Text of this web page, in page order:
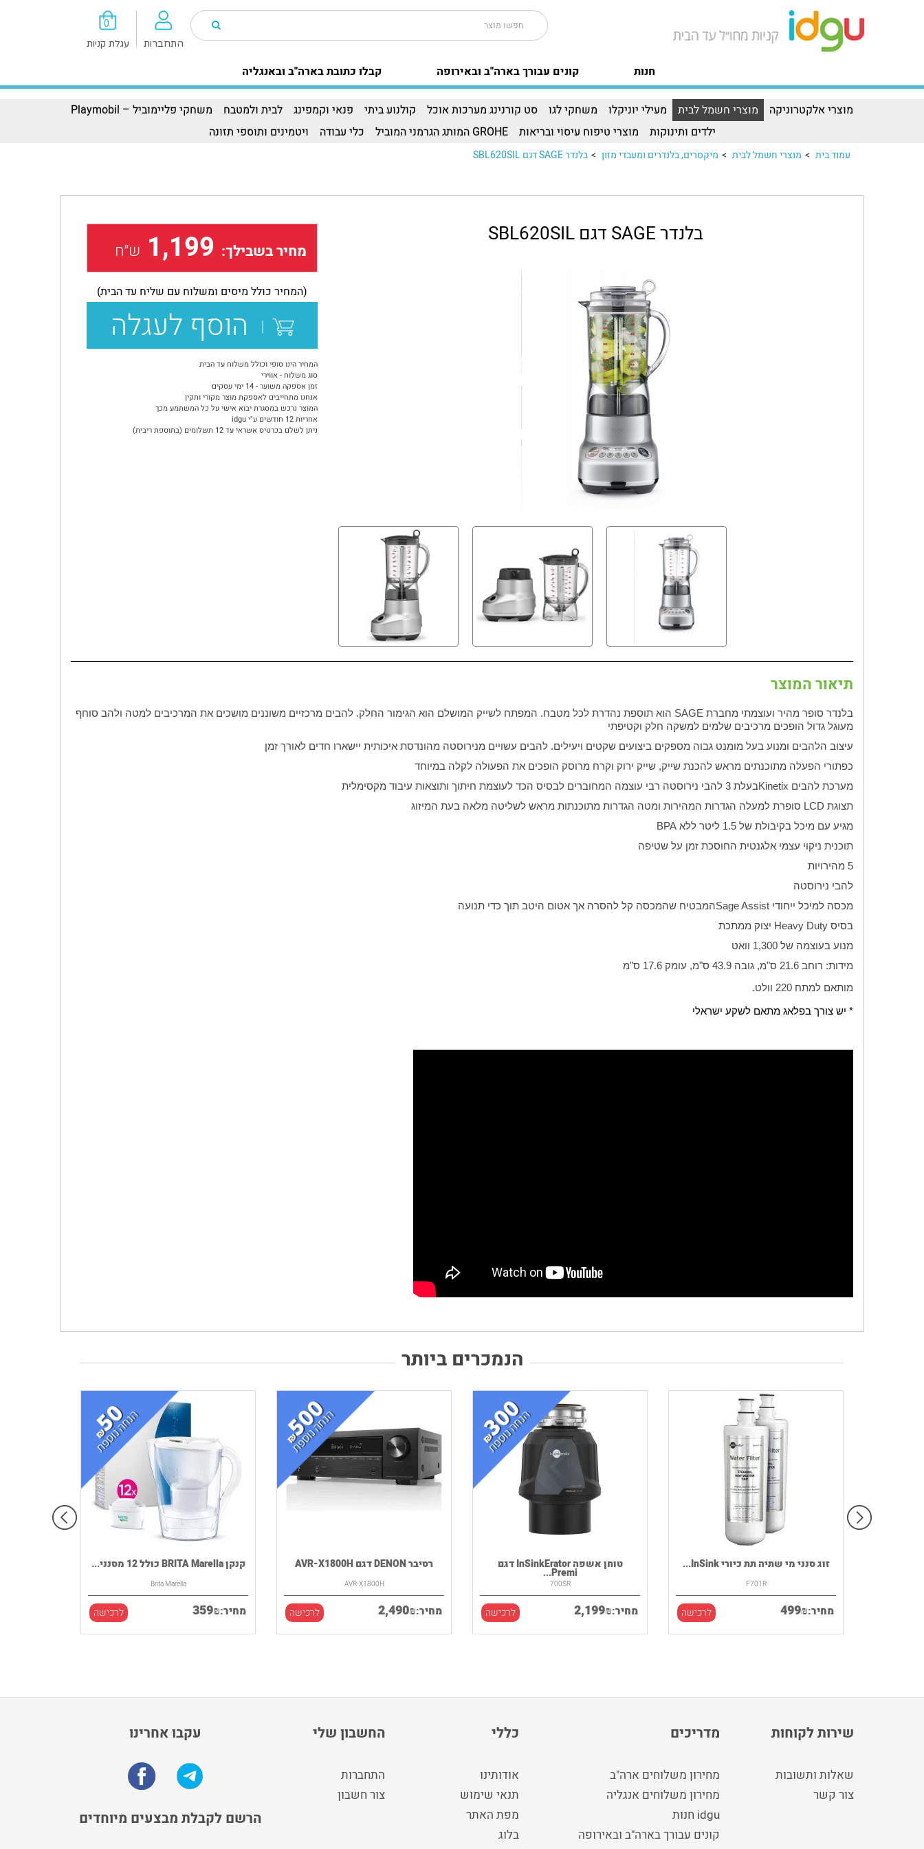
0
עגלת קניות התחברות
קבלו כתובת בארה"ב ובאנגליה קונים עבורך בארה"ב ובאירופה חנות
מוצרי אלקטרוניקה מוצרי חשמל לבית מעילי יוניקלו משחקי לגו סט קורנינג מערכות אוכל קולנוע ביתי פנאי וקמפינג לבית ולמטבח
משחקי פליימוביל – Playmobil
ילדים ותינוקות
מוצרי טיפוח עיסוי ובריאות GROHE המותג הגרמני המוביל כלי עבודה ויטמינים ותוספי תזונה
עמוד בית > מוצרי חשמל לבית > מיקסרים, בלנדרים ומעבדי מזון > בלנדר SAGE דגם SBL620SIL
בלנדר SAGE דגם SBL620SIL
מחיר בשבילך: 1,199 ש״ח
(המחיר כולל מיסים ומשלוח עם שליח עד הבית)
הוסף לעגלה
המחיר הינו סופי וכולל משלוח עד הבית
סוג משלוח - אווירי
זמן אספקה משוער - 14 ימי עסקים
אנחנו מתחייבים לאספקת מוצר מקורי ותקין
המוצר נרכש במסגרת יבוא אישי על כל המשתמע מכך
אחריות 12 חודשים ע"י idgu
ניתן לשלם בכרטיס אשראי עד 12 תשלומים (בתוספת ריבית)
תיאור המוצר
בלנדר סופר מהיר ועוצמתי מחברת SAGE הוא תוספת נהדרת לכל מטבח. המפתח לשייק המושלם הוא הגימור החלק. להבים מרכזיים משוננים מושכים את המרכיבים למטה ולהב סוחף
מעוגל גדול הופכים מרכיבים שלמים למשקה חלק וקטיפתי
עיצוב הלהבים ומנוע בעל מומנט גבוה מספקים ביצועים שקטים ויעילים. להבים עשויים מנירוסטה מהונדסת איכותית יישארו חדים לאורך זמן
כפתורי הפעלה מתוכנתים מראש להכנת שייק, שייק ירוק וקרח מרוסק הופכים את הפעולה לקלה במיוחד
מערכת להבים Kinetixבעלת 3 להבי נירוסטה רבי עוצמה המחוברים לבסיס הכד לעוצמת חיתוך ותוצאות עיבוד מקסימלית
תצוגת LCD סופרת למעלה הגדרות המהירות ומטה הגדרות מתוכנתות מראש לשליטה מלאה בעת המיזוג
מגיע עם מיכל בקיבולת של 1.5 ליטר ללא
BPA
תוכנית ניקוי עצמי אלגנטית החוסכת זמן על שטיפה
5 מהירויות
להבי נירוסטה
מכסה למיכל ייחודי Sage Assistהמבטיח שהמכסה קל להסרה אך אטום היטב תוך כדי תנועה
בסיס Heavy Duty יצוק ממתכת
מנוע בעוצמה של 1,300 וואט
מידות: רוחב 21.6 ס"מ, גובה 43.9 ס"מ, עומק 17.6 ס"מ
מותאם למתח 220 וולט.
* יש צורך בפלאג מתאם לשקע ישראלי
הנמכרים ביותר
קנקן BRITA Marella כולל 12 מסנני...
Brita Marella
מחיר: 359₪ לרכישה
רסיבר DENON דגם AVR-X1800H
AVR-X1800H
מחיר: 2,490₪ לרכישה
טוחן אשפה InSinkErator דגם
Premi...
700SR
מחיר: 2,199₪ לרכישה
זוג סנני מי שתיה תת כיורי InSink...
F701R
מחיר: 499₪ לרכישה
עקבו אחרינו
הרשם לקבלת מבצעים מיוחדים
החשבון שלי
התחברות
צור חשבון
כללי
אודותינו
תנאי שימוש
מפת האתר
בלוג
מדריכים
מחירון משלוחים ארה"ב
מחירון משלוחים אנגליה
idgu חנות
קונים עבורך בארה"ב ובאירופה
שירות לקוחות
שאלות ותשובות
צור קשר